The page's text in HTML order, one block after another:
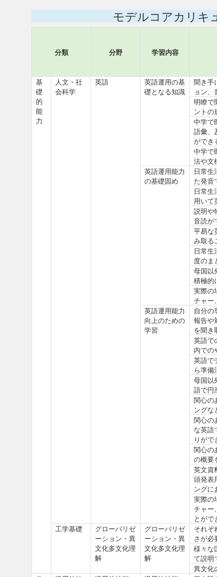
モデルコアカリキ
分類 分野 学習内容
基
礎
的
能
力
人文・社
会科学
英語
英語運用の基
礎となる知識
聞き手
ョン
明瞭で
ントの
中学で
語彙、
ができ
中学で
法や文
英語運用能力
の基礎固め
日常生
た発音
日常生
用いて
説明や
音読が
平易な
み取る
日常生
度のま
母国以
積極的
実際の
チャー
英語運用能力
向上のための
学習
自分の
報告や
を聞き
英語で
内での
英語で
ら準備
母国以
語で円
関心の
ングな
関心の
な英語
りがで
関心の
の概要
英文資
頭発表
ングに
実際の
チャー
とがで
工学基礎
グローバリゼ
ーション・異
文化多文化理
解
グローバリゼ
ーション・異
文化多文化理
解
それぞ
さが必
様々な
て説明
異文化